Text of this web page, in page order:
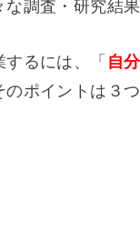
調査・研究結果
るには、「 自
のポイントは３